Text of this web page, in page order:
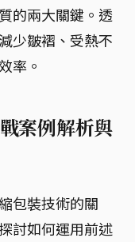
的兩大關鍵。透
少皺褶、受熱不
率。
案例解析與
包裝技術的關
討如何運用前述